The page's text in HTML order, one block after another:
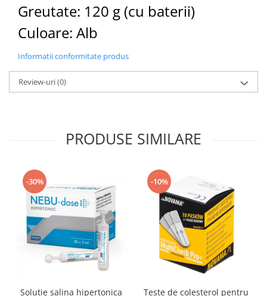
Greutate: 120 g (cu baterii)
Culoare: Alb
Informatii conformitate produs
Review-uri(0)
PRODUSE SIMILARE
-30%
Solutie salina hipertonica
-10%
Teste de colesterol pentru